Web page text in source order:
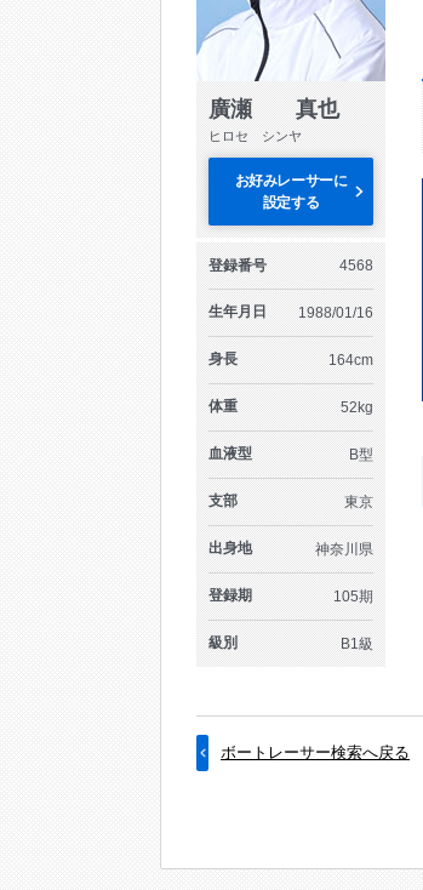
廣瀬 真也
ヒロセ シンヤ
お好みレーサーに
設定する
登録番号 4568
生年月日 1988/01/16
身長 164cm
体重 52kg
血液型 B型
支部 東京
出身地 神奈川県
登録期 105期
級別 B1級
ボートレーサー検索へ戻る